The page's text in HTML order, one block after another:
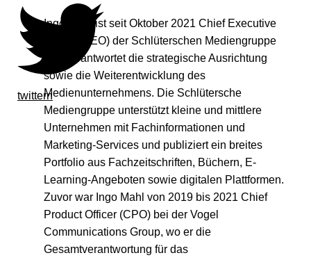
twittern
Ingo Mahl ist seit Oktober 2021 Chief Executive
Officer (CEO) der Schlüterschen Mediengruppe
und verantwortet die strategische Ausrichtung
sowie die Weiterentwicklung des
Medienunternehmens. Die Schlütersche
Mediengruppe unterstützt kleine und mittlere
Unternehmen mit Fachinformationen und
Marketing-Services und publiziert ein breites
Portfolio aus Fachzeitschriften, Büchern, E-
Learning-Angeboten sowie digitalen Plattformen.
Zuvor war Ingo Mahl von 2019 bis 2021 Chief
Product Officer (CPO) bei der Vogel
Communications Group, wo er die
Gesamtverantwortung für das